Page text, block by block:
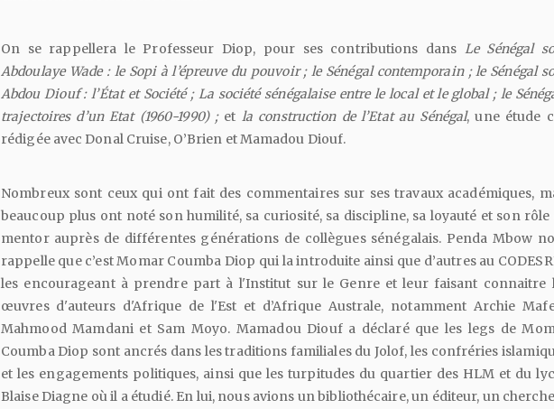
On se rappellera le Professeur Diop, pour ses contributions dans Le Sénégal
Abdoulaye Wade : le Sopi à l’épreuve du pouvoir ; le Sénégal contemporain ; le Sénégal
Abdou Diouf : l’État et Société ; La société sénégalaise entre le local et le global ; le
trajectoires d’un Etat (1960-1990) ;et la construction de l’Etat au Sénégal, une étude
rédigée avec Donal Cruise, O’Brien et Mamadou Diouf.
Nombreux sont ceux qui ont fait des commentaires sur ses travaux académiques,
beaucoup plus ont noté son humilité, sa curiosité, sa discipline, sa loyauté et son rôle
mentor auprès de différentes générations de collègues sénégalais. Penda Mbow
rappelle que c’est Momar Coumba Diop qui la introduite ainsi que d’autres au
les encourageant à prendre part à l'Institut sur le Genre et leur faisant connaitre
œuvres d'auteurs d'Afrique de l'Est et d’Afrique Australe, notamment Archie
Mahmood Mamdani et Sam Moyo. Mamadou Diouf a déclaré que les legs de
Coumba Diop sont ancrés dans les traditions familiales du Jolof, les confréries
et les engagements politiques, ainsi que les turpitudes du quartier des HLM et du
Blaise Diagne où il a étudié. En lui, nous avions un bibliothécaire, un éditeur, un